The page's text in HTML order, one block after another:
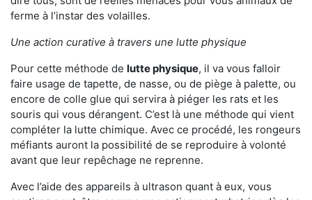
ferme à l’instar des volailles.
Une action curative à travers une lutte physique
Pour cette méthode de lutte physique, il va vous falloir
faire usage de tapette, de nasse, ou de piège à palette, ou
encore de colle glue qui servira à piéger les rats et les
souris qui vous dérangent. C’est là une méthode qui vient
compléter la lutte chimique. Avec ce procédé, les rongeurs
méfiants auront la possibilité de se reproduire à volonté
avant que leur repêchage ne reprenne.
Avec l’aide des appareils à ultrason quant à eux, vous